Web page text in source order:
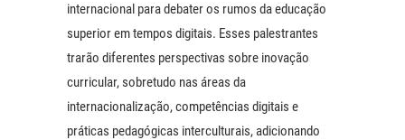
internacional para debater os rumos da educação
superior em tempos digitais. Esses palestrantes
trarão diferentes perspectivas sobre inovação
curricular, sobretudo nas áreas da
internacionalização, competências digitais e
práticas pedagógicas interculturais, adicionando